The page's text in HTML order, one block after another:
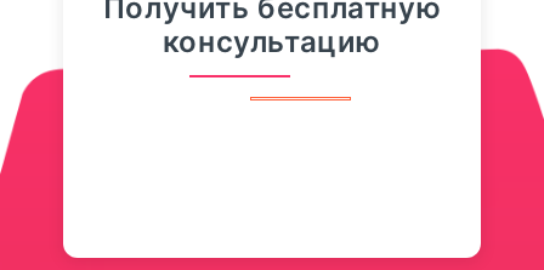
официальный...
Получить бесплатную
консультацию